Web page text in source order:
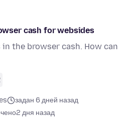
cash for websides
the browser cash. How can
задан 6 дней назад
2 дня назад